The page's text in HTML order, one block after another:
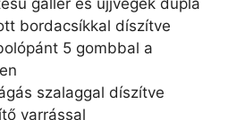
bordacsíkkal díszítve
5 gombbal a
szalaggal díszítve
varrással